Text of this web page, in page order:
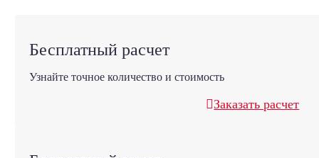
Бесплатный расчет
Узнайте точное количество и стоимость
Заказать расчет